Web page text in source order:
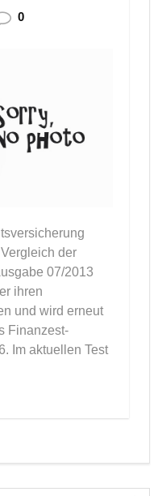
0
der
07/2013
ihren
und wird erneut
Finanzest-
Im aktuellen Test